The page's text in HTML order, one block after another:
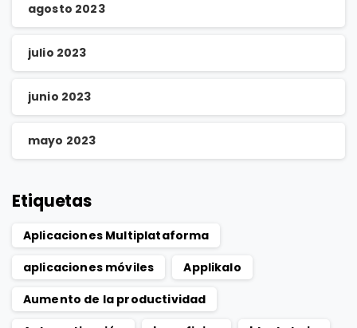
agosto 2023
julio 2023
junio 2023
mayo 2023
Etiquetas
Aplicaciones Multiplataforma
aplicaciones móviles
Applikalo
Aumento de la productividad